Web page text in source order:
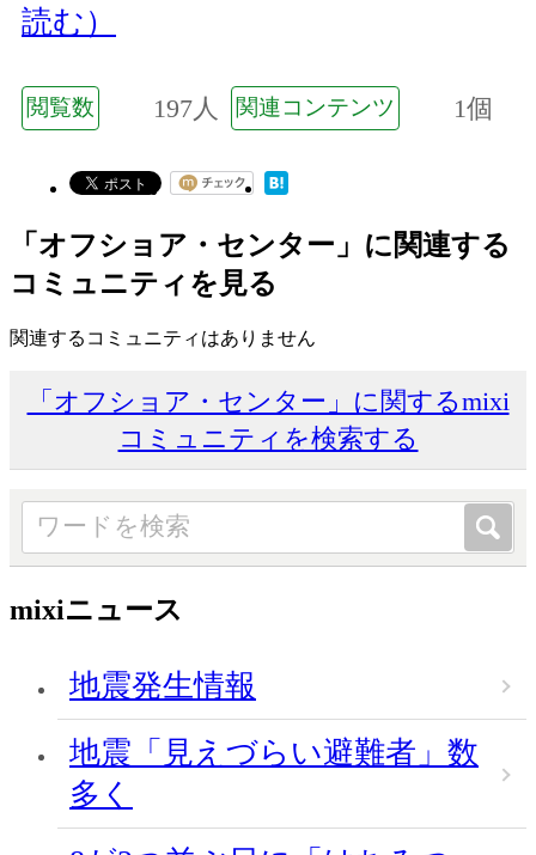
読む）
閲覧数 197人 関連コンテンツ 1個
「オフショア・センター」に関連する
コミュニティを見る
関連するコミュニティはありません
「オフショア・センター」に関するmixi
コミュニティを検索する
mixiニュース
地震発生情報
地震「見えづらい避難者」数
多く